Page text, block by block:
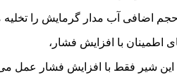
این شیر فقط با افزایش فشار عمل